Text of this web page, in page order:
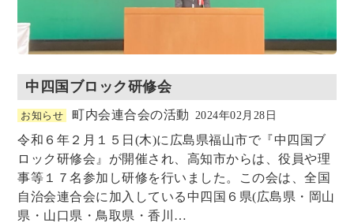
中四国ブロック研修会
お知らせ 町内会連合会の活動 2024年02月28日
令和６年２月１５日(木)に広島県福山市で『中四国ブ
ロック研修会』が開催され、高知市からは、役員や理
事等１７名参加し研修を行いました。この会は、全国
自治会連合会に加入している中四国６県(広島県・岡山
県・山口県・鳥取県・香川…